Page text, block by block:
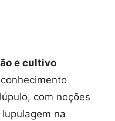
e cultivo
com noções
na